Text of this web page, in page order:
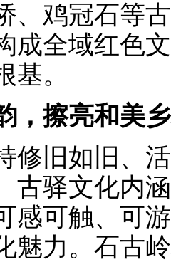
、鸡冠石等
成全域红色
基。
，擦亮和美
修旧如旧、
古驿文化内
感可触、可
魅力。石古